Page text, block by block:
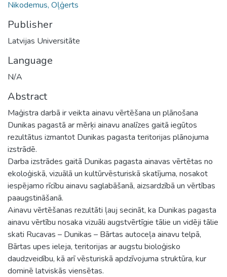
Nikodemus, Oļģerts
Publisher
Latvijas Universitāte
Language
N/A
Abstract
Maģistra darbā ir veikta ainavu vērtēšana un plānošana
Dunikas pagastā ar mērķi ainavu analīzes gaitā iegūtos
rezultātus izmantot Dunikas pagasta teritorijas plānojuma
izstrādē.
Darba izstrādes gaitā Dunikas pagasta ainavas vērtētas no
ekoloģiskā, vizuālā un kultūrvēsturiskā skatījuma, nosakot
iespējamo rīcību ainavu saglabāšanā, aizsardzībā un vērtības
paaugstināšanā.
Ainavu vērtēšanas rezultāti ļauj secināt, ka Dunikas pagasta
ainavu vērtību nosaka vizuāli augstvērtīgie tālie un vidēji tālie
skati Rucavas – Dunikas – Bārtas autoceļa ainavu telpā,
Bārtas upes ieleja, teritorijas ar augstu bioloģisko
daudzveidību, kā arī vēsturiskā apdzīvojuma struktūra, kur
dominē latviskās viensētas.